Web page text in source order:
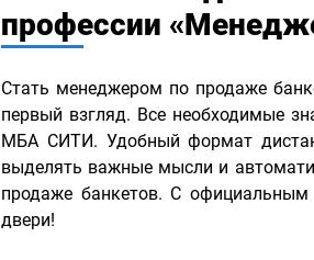
профессии
Стать менеджером по продаже
первый взгляд. Все необходимые
МБА СИТИ. Удобный формат
выделять важные мысли и
продаже банкетов. С
двери!